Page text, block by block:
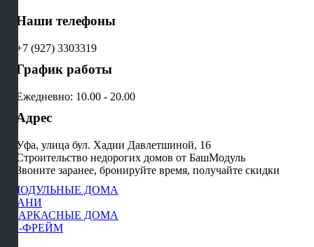
Наши телефоны
+7 (927) 3303319
График работы
Ежедневно: 10.00 - 20.00
Адрес
Уфа, улица бул. Хадии Давлетшиной, 16
Строительство недорогих домов от БашМодуль
Звоните заранее, бронируйте время, получайте скидки
МОДУЛЬНЫЕ ДОМА
БАНИ
КАРКАСНЫЕ ДОМА
А-ФРЕЙМ